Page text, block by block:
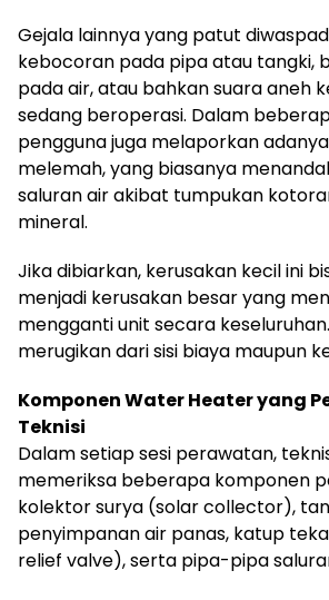
Gejala lainnya yang patut
kebocoran pada pipa atau tangki,
pada air, atau bahkan suara aneh
sedang beroperasi. Dalam
pengguna juga melaporkan
melemah, yang biasanya
saluran air akibat tumpukan
mineral.
Jika dibiarkan, kerusakan kecil ini
menjadi kerusakan besar yang
mengganti unit secara
merugikan dari sisi biaya maupun
Komponen Water Heater yang
Teknisi
Dalam setiap sesi perawatan,
memeriksa beberapa komponen
kolektor surya (solar collector),
penyimpanan air panas, katup
relief valve), serta pipa-pipa